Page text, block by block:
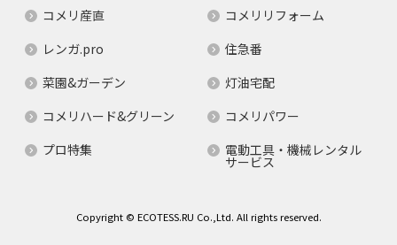
コメリ産直
コメリリフォーム
レンガ.pro
住急番
菜園&ガーデン
灯油宅配
コメリハード&グリーン
コメリパワー
プロ特集
電動工具・機械レンタル
サービス
Copyright © ECOTESS.RU Co.,Ltd. All rights reserved.